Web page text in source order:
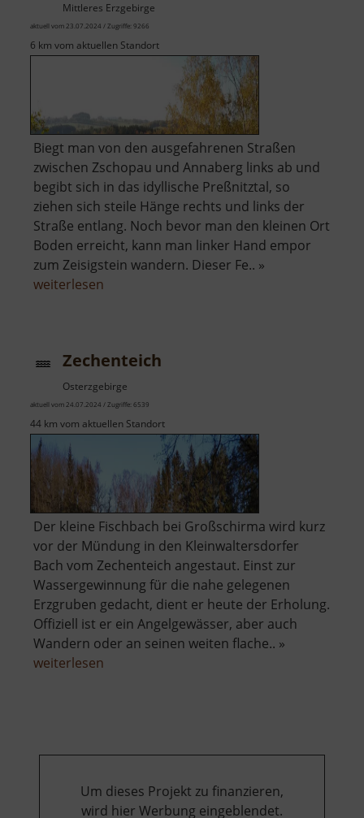
Mittleres Erzgebirge
aktuell vom 23.07.2024 / Zugriffe: 9266
6 km vom aktuellen Standort
Biegt man von den ausgefahrenen Straßen
zwischen Zschopau und Annaberg links ab und
begibt sich in das idyllische Preßnitztal, so
ziehen sich steile Hänge rechts und links der
Straße entlang. Noch bevor man den kleinen Ort
Boden erreicht, kann man linker Hand empor
zum Zeisigstein wandern. Dieser Fe.. »
weiterlesen
Zechenteich
Osterzgebirge
aktuell vom 24.07.2024 / Zugriffe: 6539
44 km vom aktuellen Standort
Der kleine Fischbach bei Großschirma wird kurz
vor der Mündung in den Kleinwaltersdorfer
Bach vom Zechenteich angestaut. Einst zur
Wassergewinnung für die nahe gelegenen
Erzgruben gedacht, dient er heute der Erholung.
Offiziell ist er ein Angelgewässer, aber auch
Wandern oder an seinen weiten flache.. »
weiterlesen
Um dieses Projekt zu finanzieren,
wird hier Werbung eingeblendet.